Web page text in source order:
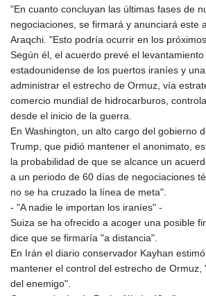
KES
KMF
1638.640772
KWD
LBP
LKR
LRD
"En cuanto concluyan las últimas fases de
negociaciones, se firmará y anunciará este
Araqchi. "Esto podría ocurrir en los
Según él, el acuerdo prevé el
estadounidense de los puertos iraníes y
administrar el estrecho de Ormuz, vía
comercio mundial de hidrocarburos,
desde el inicio de la guerra.
En Washington, un alto cargo del gobierno
Trump, que pidió mantener el anonimato,
la probabilidad de que se alcance un
a un periodo de 60 días de negociaciones
no se ha cruzado la línea de meta".
- "A nadie le importan los iraníes" -
Suiza se ha ofrecido a acoger una posible
dice que se firmaría "a distancia".
En Irán el diario conservador Kayhan
mantener el control del estrecho de Ormuz,
del enemigo".